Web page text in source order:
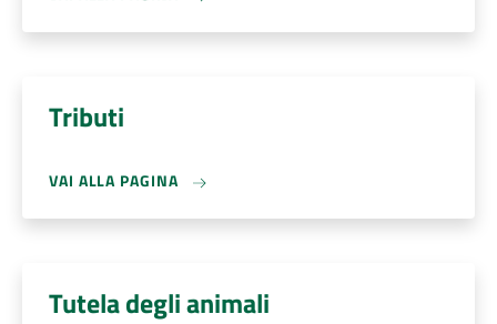
Tributi
VAI ALLA PAGINA
Tutela degli animali